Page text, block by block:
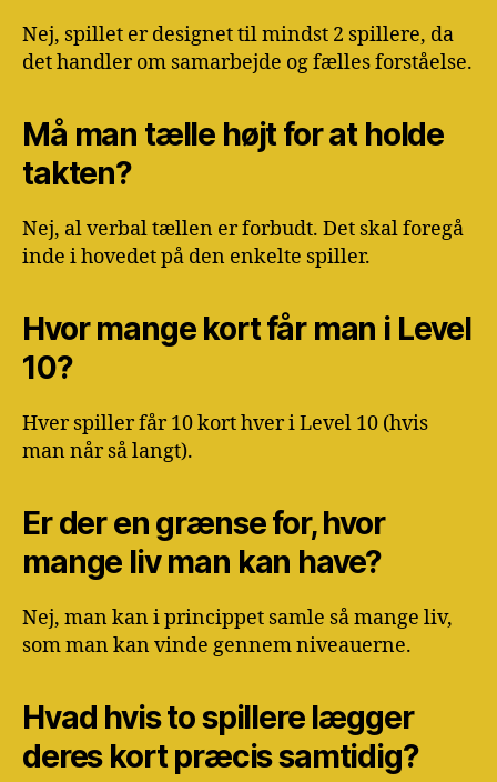
Nej, spillet er designet til mindst 2 spillere, da
det handler om samarbejde og fælles forståelse.
Må man tælle højt for at holde
takten?
Nej, al verbal tællen er forbudt. Det skal foregå
inde i hovedet på den enkelte spiller.
Hvor mange kort får man i Level
10?
Hver spiller får 10 kort hver i Level 10 (hvis
man når så langt).
Er der en grænse for, hvor
mange liv man kan have?
Nej, man kan i princippet samle så mange liv,
som man kan vinde gennem niveauerne.
Hvad hvis to spillere lægger
deres kort præcis samtidig?